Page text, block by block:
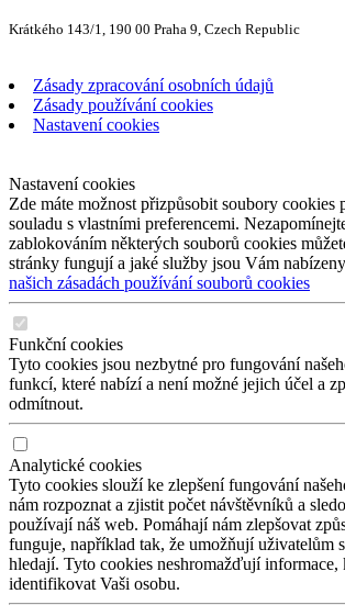
Krátkého 143/1, 190 00 Praha 9, Czech Republic
Zásady zpracování osobních údajů
Zásady používání cookies
Nastavení cookies
Nastavení cookies
Zde máte možnost přizpůsobit soubory cookies
souladu s vlastními preferencemi.
zablokováním některých souborů cookies
stránky fungují a jaké služby jsou Vám
našich zásadách používání souborů cookies
Funkční cookies
Tyto cookies jsou nezbytné pro fungování
funkcí, které nabízí a není možné jejich účel a
odmítnout.
Analytické cookies
Tyto cookies slouží ke zlepšení fungování
nám rozpoznat a zjistit počet návštěvníků a
používají náš web. Pomáhají nám zlepšovat
funguje, například tak, že umožňují uživatelům
hledají. Tyto cookies neshromažďují informace,
identifikovat Vaši osobu.